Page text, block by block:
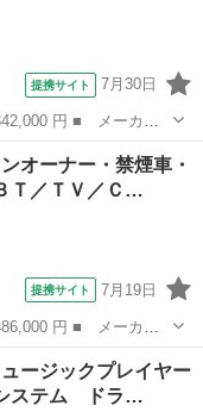
提携サイト 7月30日
ド名： Ｆ 純正メ
純正ホイールキャ
オーナー・禁煙車・
Ｔ／ＴＶ／Ｃ…
提携サイト 7月19日
ド名： Ｆ ワンオ
ＴＶ／ＣＤ／ラジ
ージックプレイヤー
ステム ドラ…